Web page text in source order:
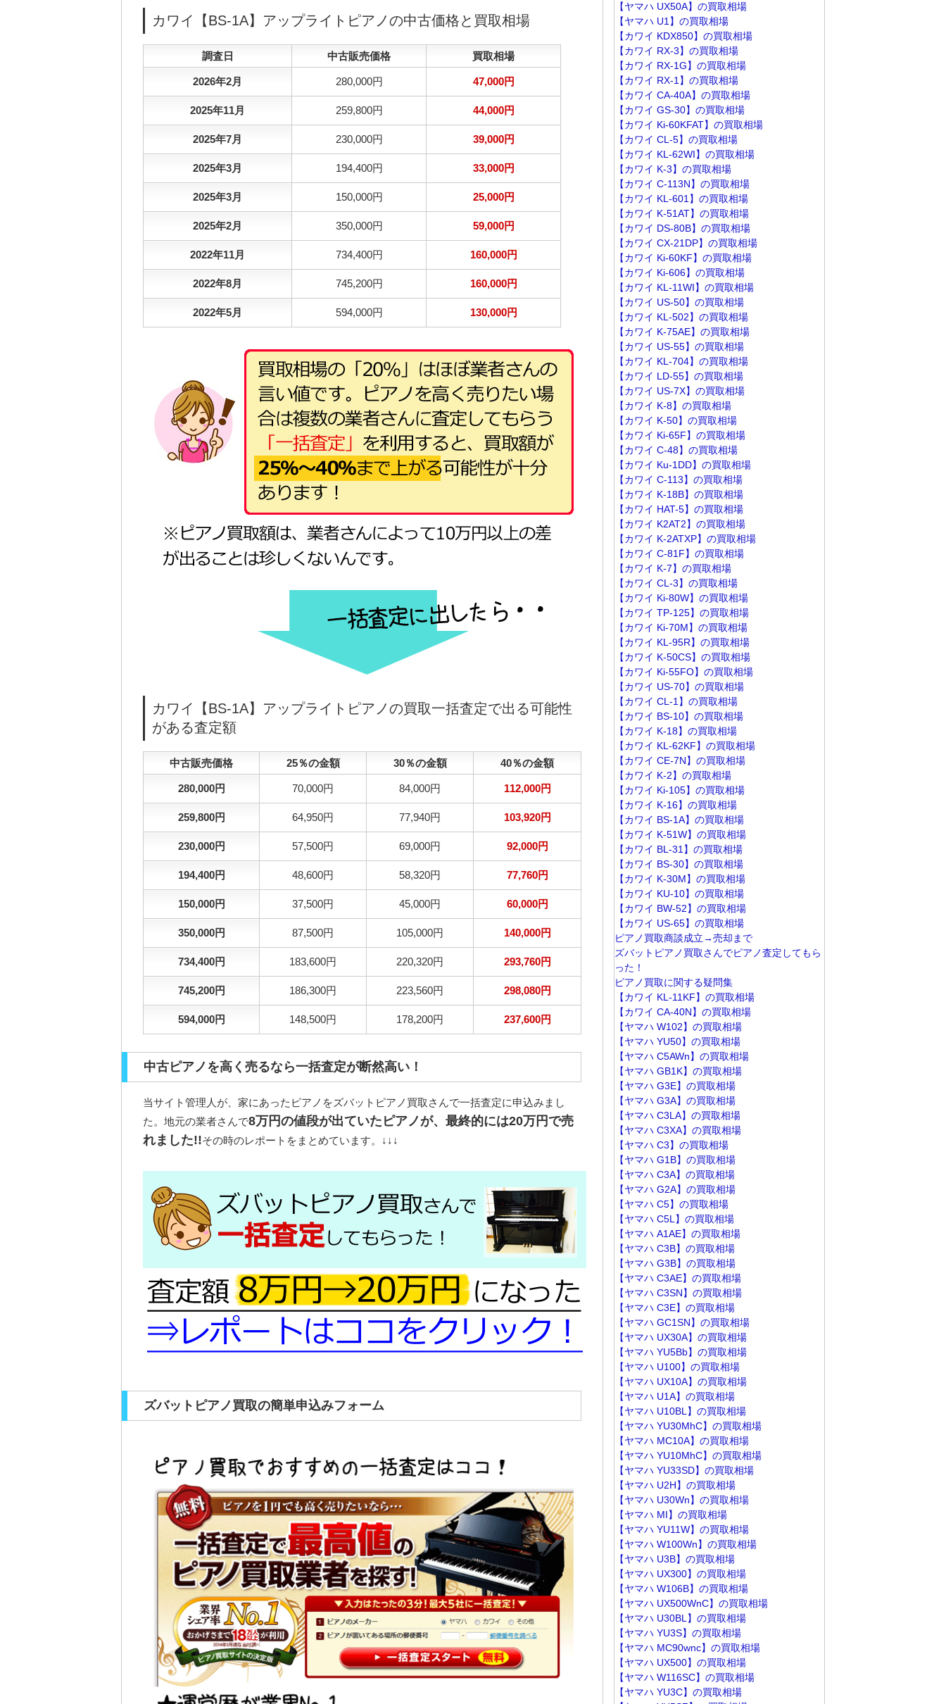
カワイ【BS-1A】アップライトピアノの中古価格と買取相場
調査日 中古販売価格 買取相場
2026年2月 280,000円 47,000円
2025年11月 259,800円 44,000円
2025年7月 230,000円 39,000円
2025年3月 194,400円 33,000円
2025年3月 150,000円 25,000円
2025年2月 350,000円 59,000円
2022年11月 734,400円 160,000円
2022年8月 745,200円 160,000円
2022年5月 594,000円 130,000円
カワイ【BS-1A】アップライトピアノの買取一括査定で出る可能性
がある査定額
中古販売価格 25％の金額 30％の金額 40％の金額
280,000円 70,000円 84,000円 112,000円
259,800円 64,950円 77,940円 103,920円
230,000円 57,500円 69,000円 92,000円
194,400円 48,600円 58,320円 77,760円
150,000円 37,500円 45,000円 60,000円
350,000円 87,500円 105,000円 140,000円
734,400円 183,600円 220,320円 293,760円
745,200円 186,300円 223,560円 298,080円
594,000円 148,500円 178,200円 237,600円
中古ピアノを高く売るなら一括査定が断然高い！
当サイト管理人が、家にあったピアノをズバットピアノ買取さんで一括査定に申込みまし
た。地元の業者さんで8万円の値段が出ていたピアノが、最終的には20万円で売
れました!!その時のレポートをまとめています。↓↓↓
ズバットピアノ買取の簡単申込みフォーム
【ヤマハ UX50A】の買取相場
【ヤマハ U1】の買取相場
【カワイ KDX850】の買取相場
【カワイ RX-3】の買取相場
【カワイ RX-1G】の買取相場
【カワイ RX-1】の買取相場
【カワイ CA-40A】の買取相場
【カワイ GS-30】の買取相場
【カワイ Ki-60KFAT】の買取相場
【カワイ CL-5】の買取相場
【カワイ KL-62WI】の買取相場
【カワイ K-3】の買取相場
【カワイ C-113N】の買取相場
【カワイ KL-601】の買取相場
【カワイ K-51AT】の買取相場
【カワイ DS-80B】の買取相場
【カワイ CX-21DP】の買取相場
【カワイ Ki-60KF】の買取相場
【カワイ Ki-606】の買取相場
【カワイ KL-11WI】の買取相場
【カワイ US-50】の買取相場
【カワイ KL-502】の買取相場
【カワイ K-75AE】の買取相場
【カワイ US-55】の買取相場
【カワイ KL-704】の買取相場
【カワイ LD-55】の買取相場
【カワイ US-7X】の買取相場
【カワイ K-8】の買取相場
【カワイ K-50】の買取相場
【カワイ Ki-65F】の買取相場
【カワイ C-48】の買取相場
【カワイ Ku-1DD】の買取相場
【カワイ C-113】の買取相場
【カワイ K-18B】の買取相場
【カワイ HAT-5】の買取相場
【カワイ K2AT2】の買取相場
【カワイ K-2ATXP】の買取相場
【カワイ C-81F】の買取相場
【カワイ K-7】の買取相場
【カワイ CL-3】の買取相場
【カワイ Ki-80W】の買取相場
【カワイ TP-125】の買取相場
【カワイ Ki-70M】の買取相場
【カワイ KL-95R】の買取相場
【カワイ K-50CS】の買取相場
【カワイ Ki-55FO】の買取相場
【カワイ US-70】の買取相場
【カワイ CL-1】の買取相場
【カワイ BS-10】の買取相場
【カワイ K-18】の買取相場
【カワイ KL-62KF】の買取相場
【カワイ CE-7N】の買取相場
【カワイ K-2】の買取相場
【カワイ Ki-105】の買取相場
【カワイ K-16】の買取相場
【カワイ BS-1A】の買取相場
【カワイ K-51W】の買取相場
【カワイ BL-31】の買取相場
【カワイ BS-30】の買取相場
【カワイ K-30M】の買取相場
【カワイ KU-10】の買取相場
【カワイ BW-52】の買取相場
【カワイ US-65】の買取相場
ピアノ買取商談成立→売却まで
ズバットピアノ買取さんでピアノ査定してもら
った！
ピアノ買取に関する疑問集
【カワイ KL-11KF】の買取相場
【カワイ CA-40N】の買取相場
【ヤマハ W102】の買取相場
【ヤマハ YU50】の買取相場
【ヤマハ C5AWn】の買取相場
【ヤマハ GB1K】の買取相場
【ヤマハ G3E】の買取相場
【ヤマハ G3A】の買取相場
【ヤマハ C3LA】の買取相場
【ヤマハ C3XA】の買取相場
【ヤマハ C3】の買取相場
【ヤマハ G1B】の買取相場
【ヤマハ C3A】の買取相場
【ヤマハ G2A】の買取相場
【ヤマハ C5】の買取相場
【ヤマハ C5L】の買取相場
【ヤマハ A1AE】の買取相場
【ヤマハ C3B】の買取相場
【ヤマハ G3B】の買取相場
【ヤマハ C3AE】の買取相場
【ヤマハ C3SN】の買取相場
【ヤマハ C3E】の買取相場
【ヤマハ GC1SN】の買取相場
【ヤマハ UX30A】の買取相場
【ヤマハ YU5Bb】の買取相場
【ヤマハ U100】の買取相場
【ヤマハ UX10A】の買取相場
【ヤマハ U1A】の買取相場
【ヤマハ U10BL】の買取相場
【ヤマハ YU30MhC】の買取相場
【ヤマハ MC10A】の買取相場
【ヤマハ YU10MhC】の買取相場
【ヤマハ YU33SD】の買取相場
【ヤマハ U2H】の買取相場
【ヤマハ U30Wn】の買取相場
【ヤマハ MI】の買取相場
【ヤマハ YU11W】の買取相場
【ヤマハ W100Wn】の買取相場
【ヤマハ U3B】の買取相場
【ヤマハ UX300】の買取相場
【ヤマハ W106B】の買取相場
【ヤマハ UX500WnC】の買取相場
【ヤマハ U30BL】の買取相場
【ヤマハ YU3S】の買取相場
【ヤマハ MC90wnc】の買取相場
【ヤマハ UX500】の買取相場
【ヤマハ W116SC】の買取相場
【ヤマハ YU3C】の買取相場